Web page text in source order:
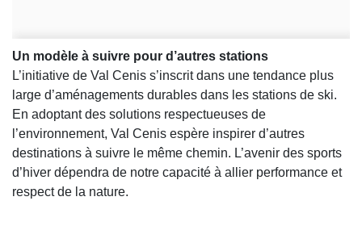
Un modèle à suivre pour d’autres stations
L’initiative de Val Cenis s’inscrit dans une tendance plus
large d’aménagements durables dans les stations de ski.
En adoptant des solutions respectueuses de
l’environnement, Val Cenis espère inspirer d’autres
destinations à suivre le même chemin. L’avenir des sports
d’hiver dépendra de notre capacité à allier performance et
respect de la nature.